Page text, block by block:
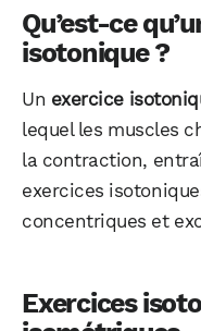
Qu’est-ce
isotonique ?
Un exercice
lequel les muscles
la contraction,
exercices
concentriques et
Exercices